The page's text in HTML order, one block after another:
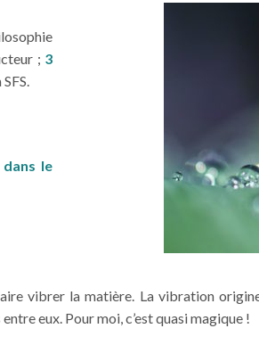
; 3
le
vibrer la matière. La vibration
eux. Pour moi, c’est quasi magique !